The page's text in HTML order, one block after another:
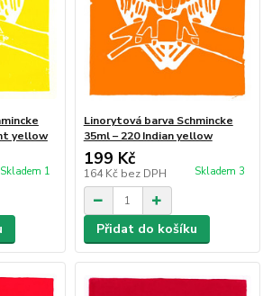
yellow
Skladem 1
Linorytová barva Schmincke
35ml – 220 Indian yellow
199 Kč
164 Kč bez DPH Skladem 3
Přidat do košíku